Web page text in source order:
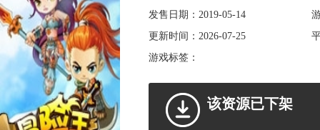
发售日期：2019-05-14
更新时间：2026-07-25
游戏标签：
该资源已下架